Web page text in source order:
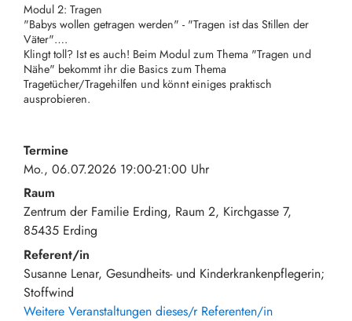
Modul 2: Tragen
"Babys wollen getragen werden" - "Tragen ist das Stillen der
Väter"….
Klingt toll? Ist es auch! Beim Modul zum Thema "Tragen und
Nähe" bekommt ihr die Basics zum Thema
Tragetücher/Tragehilfen und könnt einiges praktisch
ausprobieren.
Termine
Mo., 06.07.2026 19:00-21:00 Uhr
Raum
Zentrum der Familie Erding, Raum 2 Kirchgasse 7
85435 Erding
Referent/in
Susanne Lenar, Gesundheits- und Kinderkrankenpflegerin;
Stoffwind
Weitere Veranstaltungen dieses/r Referenten/in